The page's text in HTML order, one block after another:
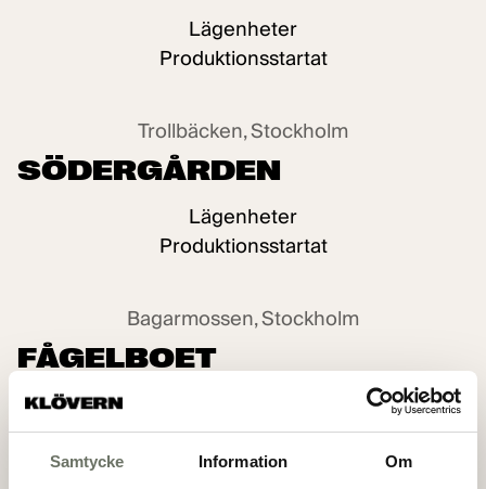
Samtycke Information Om
Lägenheter
Produktionsstartat
Trollbäcken, Stockholm
SÖDERGÅRDEN
Lägenheter
Produktionsstartat
Bagarmossen, Stockholm
FÅGELBOET
Säljstartat
Försäljning pågår